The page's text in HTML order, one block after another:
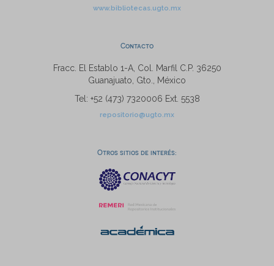
www.bibliotecas.ugto.mx
Contacto
Fracc. El Establo 1-A, Col. Marfil C.P. 36250
Guanajuato, Gto., México
Tel: +52 (473) 7320006 Ext. 5538
repositorio@ugto.mx
Otros sitios de interés: